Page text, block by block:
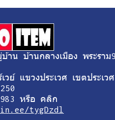
าน บ้านกลางเมือง พระราม
วย์ แขวงประเวศ เขตประเวศ
หรือ คลิก
tygDzdl